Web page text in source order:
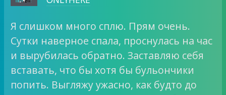
Я слишком много сплю. Прям очень.
Сутки наверное спала, проснулась на час
и вырубилась обратно. Заставляю себя
вставать, что бы хотя бы бульончики
попить. Выгляжу ужасно, как будто до